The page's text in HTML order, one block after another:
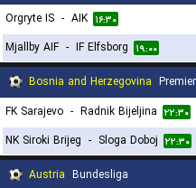
Orgryte IS - AIK ۱۶:۳۰
Mjallby AIF - IF Elfsborg ۱۹:۰۰
Bosnia and Herzegovina
FK Sarajevo - Radnik Bijeljina ۲۲:۳۰
NK Siroki Brijeg - Sloga Doboj ۲۲:۳۰
Austria Bundesliga